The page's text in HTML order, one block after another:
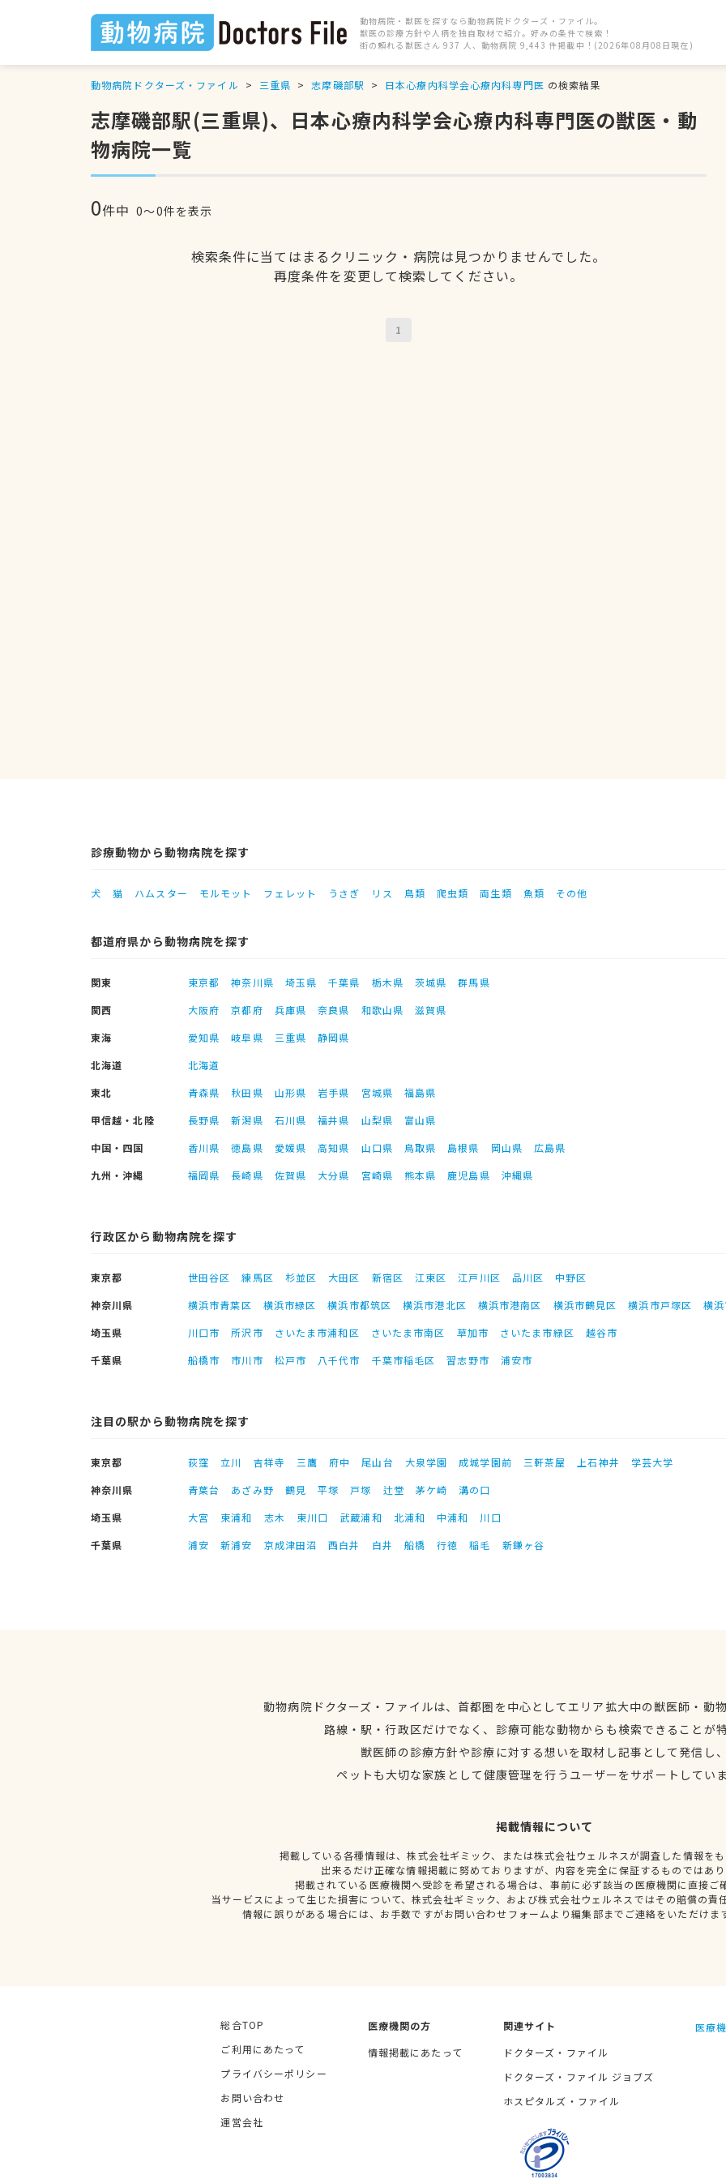
動物病院・獣医を探すなら動物病院ドクターズ・ファイル。
獣医の診療方針や人柄を独自取材で紹介。好みの条件で検索！
街の頼れる獣医さん 937 人、動物病院 9,443 件掲載中！(2026年08月08日現在)
動物病院ドクターズ・ファイル 三重県 志摩磯部駅 日本心療内科学会心療内科専門医 の検索結果
志摩磯部駅(三重県)、日本心療内科学会心療内科専門医の獣医・動
物病院一覧
0件中 0〜0件を表示
検索条件に当てはまるクリニック・病院は見つかりませんでした。
再度条件を変更して検索してください。
1
診療動物から動物病院を探す
犬 猫 ハムスター モルモット フェレット うさぎ リス 鳥類 爬虫類 両生類 魚類 その他
都道府県から動物病院を探す
関東 東京都 神奈川県 埼玉県 千葉県 栃木県 茨城県
群馬県
関西
大阪府 京都府 兵庫県 奈良県 和歌山県
滋賀県
東海
愛知県 岐阜県 三重県
静岡県
北海道
北海道
東北
青森県 秋田県 山形県 岩手県 宮城県
福島県
甲信越・北陸
長野県 新潟県 石川県 福井県 山梨県
富山県
中国・四国
香川県 徳島県 愛媛県 高知県 山口県 鳥取県 島根県 岡山県
広島県
九州・沖縄
福岡県 長崎県 佐賀県 大分県 宮崎県 熊本県 鹿児島県 沖縄県
行政区から動物病院を探す
東京都 世田谷区 練馬区 杉並区 大田区 新宿区 江東区 江戸川区 品川区
中野区
神奈川県
横浜市青葉区 横浜市緑区 横浜市都筑区 横浜市港北区 横浜市港南区 横浜市鶴見区 横浜市戸塚区
横
埼玉県
川口市 所沢市 さいたま市浦和区 さいたま市南区 草加市 さいたま市緑区
越谷市
千葉県
船橋市 市川市 松戸市 八千代市 千葉市稲毛区 習志野市 浦安市
注目の駅から動物病院を探す
東京都 荻窪 立川 吉祥寺 三鷹 府中 尾山台 大泉学園 成城学園前 三軒茶屋 上石神井
学芸大学
神奈川県
青葉台 あざみ野 鶴見 平塚 戸塚 辻堂 茅ケ崎
溝の口
埼玉県
大宮 東浦和 志木 東川口 武蔵浦和 北浦和 中浦和
川口
千葉県
浦安 新浦安 京成津田沼 西白井 白井 船橋 行徳 稲毛 新鎌ヶ谷
動物病院ドクターズ・ファイルは、首都圏を中心としてエリア拡大中の獣医師・動
路線・駅・行政区だけでなく、診療可能な動物からも検索できることが
獣医師の診療方針や診療に対する想いを取材し記事として発信し
ペットも大切な家族として健康管理を行うユーザーをサポートしてい
掲載情報について
掲載している各種情報は、株式会社ギミック、または株式会社ウェルネスが調査した情報を
出来るだけ正確な情報掲載に努めておりますが、内容を完全に保証するものではあ
掲載されている医療機関へ受診を希望される場合は、事前に必ず該当の医療機関に直接ご
当サービスによって生じた損害について、株式会社ギミック、および株式会社ウェルネスではその賠償の責
情報に誤りがある場合には、お手数ですがお問い合わせフォームより編集部までご連絡をいただけま
総合TOP
ご利用にあたって
プライバシーポリシー
お問い合わせ
運営会社
医療機関の方
情報掲載にあたって
関連サイト
ドクターズ・ファイル
ドクターズ・ファイル ジョブズ
ホスピタルズ・ファイル
医療